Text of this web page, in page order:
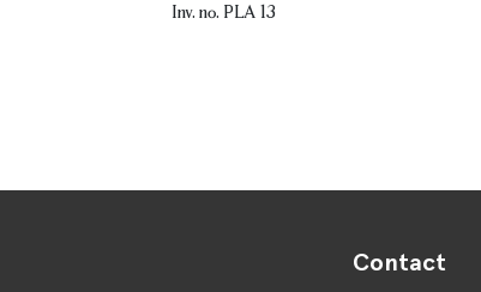
Inv. no. PLA 13
Contact